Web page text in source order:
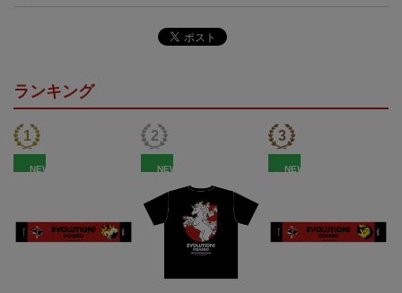
ランキング
NEW NEW NEW